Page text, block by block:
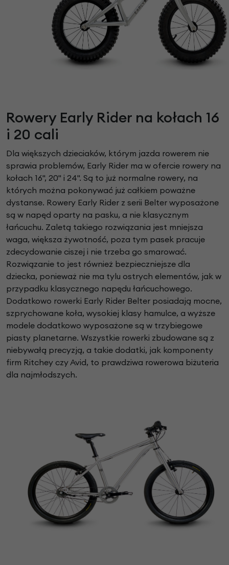
Rowery Early Rider na kołach 16
i 20 cali
Dla większych dzieciaków, którym jazda rowerem nie
sprawia problemów, Early Rider ma w ofercie rowery na
kołach 16", 20" i 24". Są to już normalne rowery, na
których można pokonywać już całkiem poważne
dystanse. Rowery Early Rider z serii Belter wyposażone
są w napęd oparty na pasku, a nie klasycznym
łańcuchu. Zaletą takiego rozwiązania jest mniejsza
waga, większa żywotność, poza tym pasek pracuje
zdecydowanie ciszej i nie trzeba go smarować.
Rozwiązanie to jest również bezpieczniejsze dla
dziecka, ponieważ nie ma tylu ostrych elementów, jak w
przypadku klasycznego napędu łańcuchowego.
Dodatkowo rowerki Early Rider Belter posiadają mocne,
szprychowane koła, wysokiej klasy hamulce, a wyższe
modele dodatkowo wyposażone są w trzybiegowe
piasty planetarne. Wszystkie rowerki zbudowane są z
niebywałą precyzją, a takie dodatki, jak komponenty
firm Ritchey czy Avid, to prawdziwa rowerowa biżuteria
dla najmłodszych.